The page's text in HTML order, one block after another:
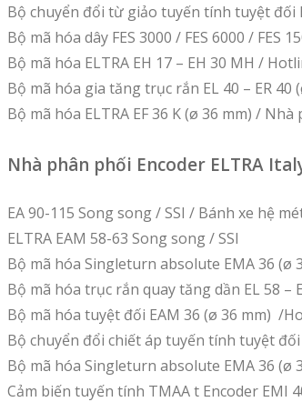
Bộ chuyển đổi từ giảo tuyến tính tuyệt đối
Bộ mã hóa dây FES 3000 / FES 6000 / FES
Bộ mã hóa ELTRA EH 17 – EH 30 MH /
Bộ mã hóa gia tăng trục rắn EL 40 – ER 40
Bộ mã hóa ELTRA EF 36 K (ø 36 mm) /
Nhà phân phối Encoder ELTRA
EA 90-115 Song song / SSI / Bánh xe hệ
ELTRA EAM 58-63 Song song / SSI
Bộ mã hóa Singleturn absolute EMA 36 (ø
Bộ mã hóa trục rắn quay tăng dần EL 58 –
Bộ mã hóa tuyệt đối EAM 36 (ø 36 mm) /
Bộ chuyển đổi chiết áp tuyến tính tuyệt đối
Bộ mã hóa Singleturn absolute EMA 36 (ø
Cảm biến tuyến tính TMAA t Encoder EMI